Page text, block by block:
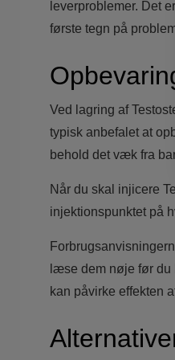
leverproblemer. Det
første tegn på
Ved lagring af
typisk anbefalet at
behold det væk fra
Når du skal injicere
injektionspunktet på
læse dem nøje før du
kan påvirke effekten